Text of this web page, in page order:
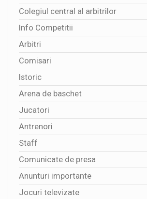
Colegiul central al arbitrilor
Info Competitii
Arbitri
Comisari
Istoric
Arena de baschet
Jucatori
Antrenori
Staff
Comunicate de presa
Anunturi importante
Jocuri televizate